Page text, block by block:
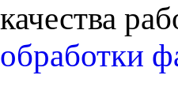
качества
обработки